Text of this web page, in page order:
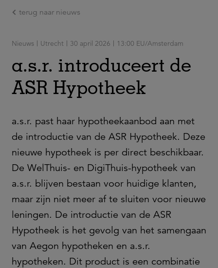
Ga naar de hoofdinhoud
terug naar nieuws
Nieuws Utrecht 30 april 2026 13:00 EU/Amsterdam
a.s.r. introduceert de
ASR Hypotheek
a.s.r. past haar hypotheekaanbod aan met
de introductie van de ASR Hypotheek. Deze
nieuwe hypotheek is per direct beschikbaar.
De WelThuis- en DigiThuis-hypotheek van
a.s.r. blijven bestaan voor huidige klanten,
maar zijn niet meer af te sluiten voor nieuwe
leningen. De introductie van de ASR
Hypotheek is het gevolg van het samengaan
van Aegon hypotheken en a.s.r.
hypotheken. Dit product is een combinatie